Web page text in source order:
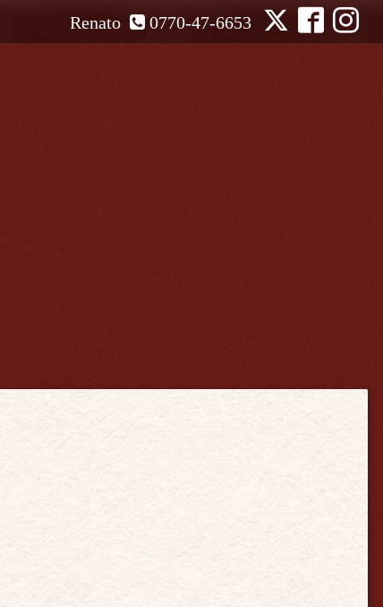
0770-47-6653
Renato